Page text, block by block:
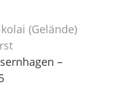
(Gelände)
–